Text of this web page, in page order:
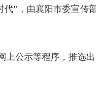
代”，由襄阳市委宣传
公示等程序，推选